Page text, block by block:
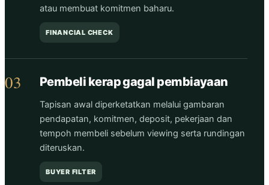
atau membuat komitmen baharu.
FINANCIAL CHECK
03 Pembeli kerap gagal pembiayaan
Tapisan awal diperketatkan melalui gambaran
pendapatan, komitmen, deposit, pekerjaan dan
tempoh membeli sebelum viewing serta rundingan
diteruskan.
BUYER FILTER